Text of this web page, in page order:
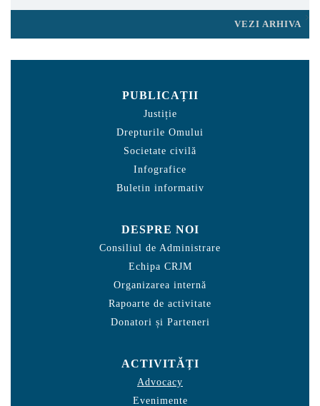
VEZI ARHIVA
PUBLICAȚII
Justiție
Drepturile Omului
Societate civilă
Infografice
Buletin informativ
DESPRE NOI
Consiliul de Administrare
Echipa CRJM
Organizarea internă
Rapoarte de activitate
Donatori și Parteneri
ACTIVITĂȚI
Advocacy
Evenimente